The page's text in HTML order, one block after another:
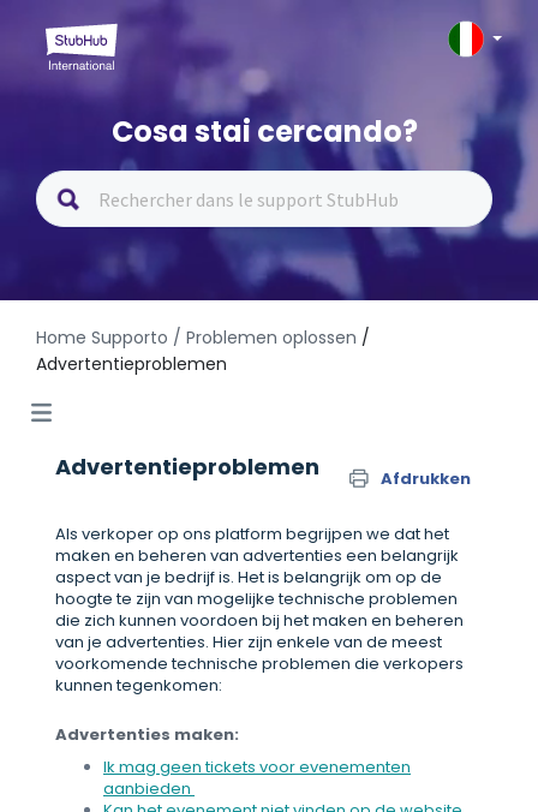
Cosa stai cercando?
Home Supporto / Problemen oplossen /
Advertentieproblemen
Advertentieproblemen Afdrukken
Als verkoper op ons platform begrijpen we dat het
maken en beheren van advertenties een belangrijk
aspect van je bedrijf is. Het is belangrijk om op de
hoogte te zijn van mogelijke technische problemen
die zich kunnen voordoen bij het maken en beheren
van je advertenties. Hier zijn enkele van de meest
voorkomende technische problemen die verkopers
kunnen tegenkomen:
Advertenties maken:
Ik mag geen tickets voor evenementen
aanbieden